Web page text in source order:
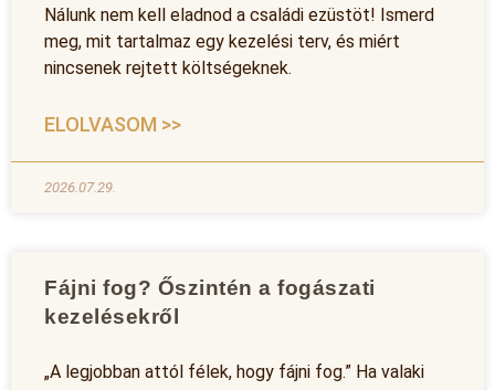
Nálunk nem kell eladnod a családi ezüstöt! Ismerd
meg, mit tartalmaz egy kezelési terv, és miért
nincsenek rejtett költségeknek.
ELOLVASOM >>
2026.07.29.
Fájni fog? Őszintén a fogászati
kezelésekről
„A legjobban attól félek, hogy fájni fog.” Ha valaki